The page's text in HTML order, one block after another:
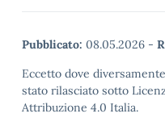
Pubblicato: 08.05.2026 -
Eccetto dove
stato rilasciato sotto
Attribuzione 4.0 Italia.